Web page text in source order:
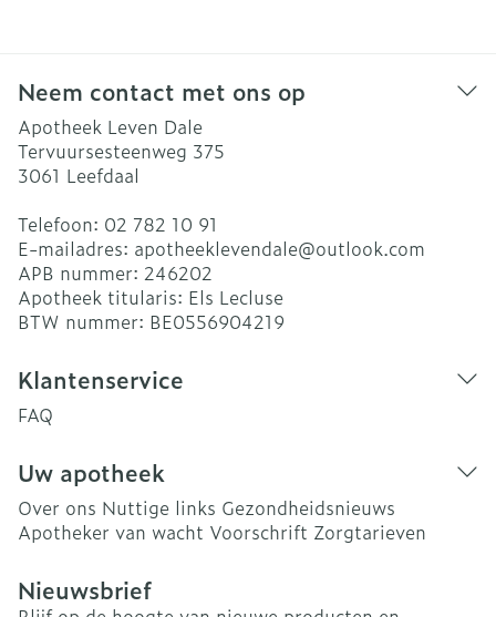
Neem contact met ons op
Apotheek Leven Dale
Tervuursesteenweg 375
3061 Leefdaal
Telefoon: 02 782 10 91
E-mailadres: apotheeklevendale@outlook.com
APB nummer: 246202
Apotheek titularis: Els Lecluse
BTW nummer: BE0556904219
Klantenservice
FAQ
Uw apotheek
Over ons Nuttige links Gezondheidsnieuws
Apotheker van wacht Voorschrift Zorgtarieven
Nieuwsbrief